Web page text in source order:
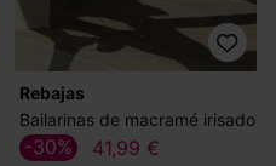
Rebajas
Bailarinas de macramé irisado
41,99 €
-30%